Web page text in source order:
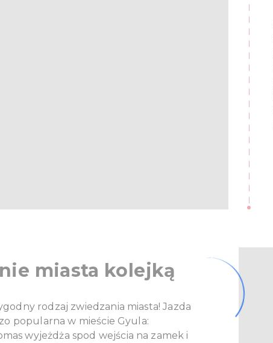
miasta kolejką
rodzaj zwiedzania miasta! Jazda
popularna w mieście Gyula:
wyjeżdża spod wejścia na zamek i